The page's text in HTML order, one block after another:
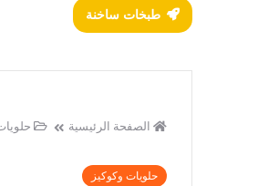
طبخات ساخنة
الصفحة الرئيسية
حلويات وكوكيز